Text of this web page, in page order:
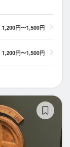
1,200円〜1,500円
1,200円〜1,500円